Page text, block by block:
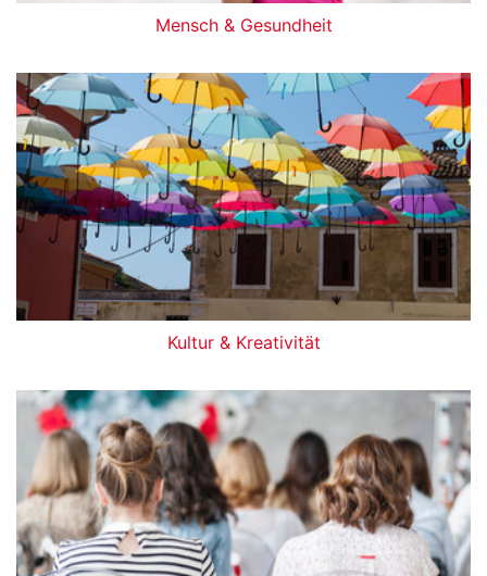
Mensch & Gesundheit
Kultur & Kreativität